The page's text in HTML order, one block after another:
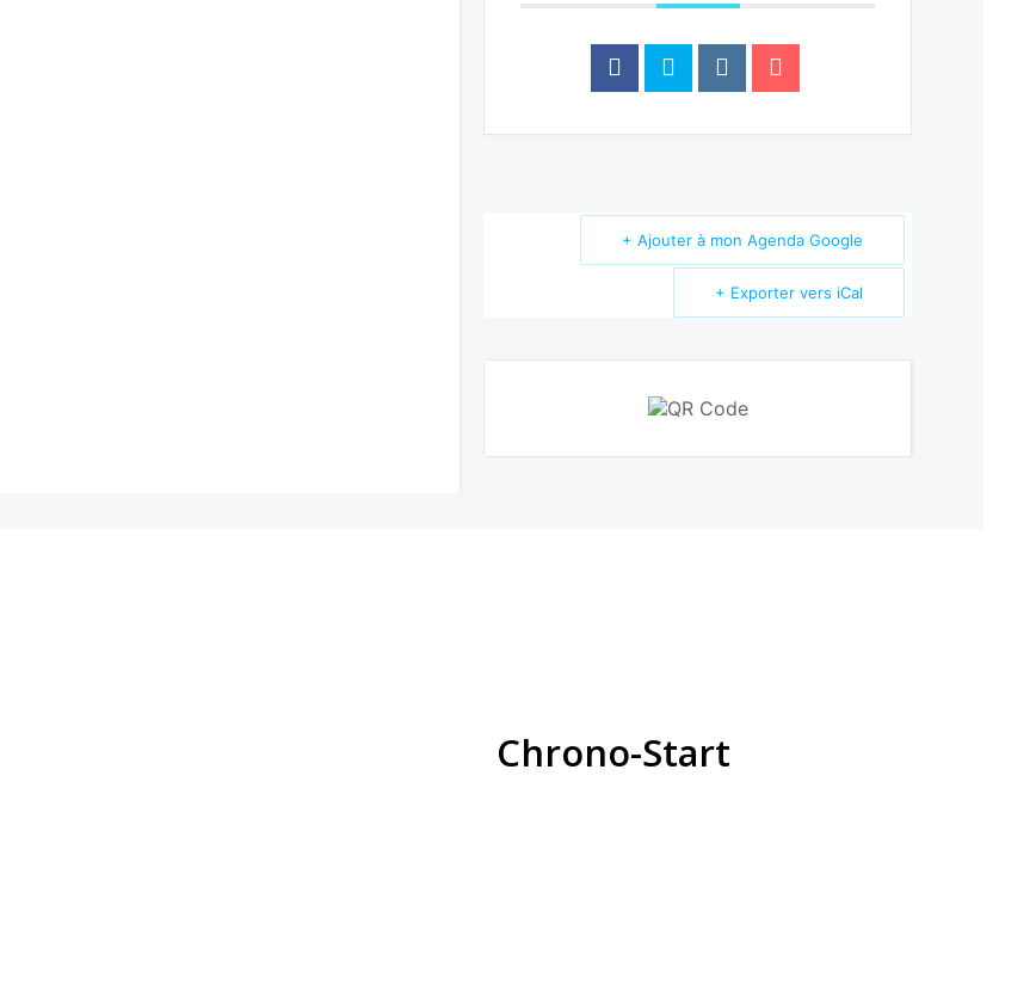
+ Ajouter à mon Agenda Google
+ Exporter vers iCal
Chrono-Start